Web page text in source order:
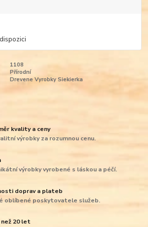
1108
Přírodní
Drevene Vyrobky Siekierka
kvality a ceny
výrobky za rozumnou cenu.
výrobky vyrobené s láskou a péčí.
doprav a plateb
oblíbené poskytovatele služeb.
než 20 let